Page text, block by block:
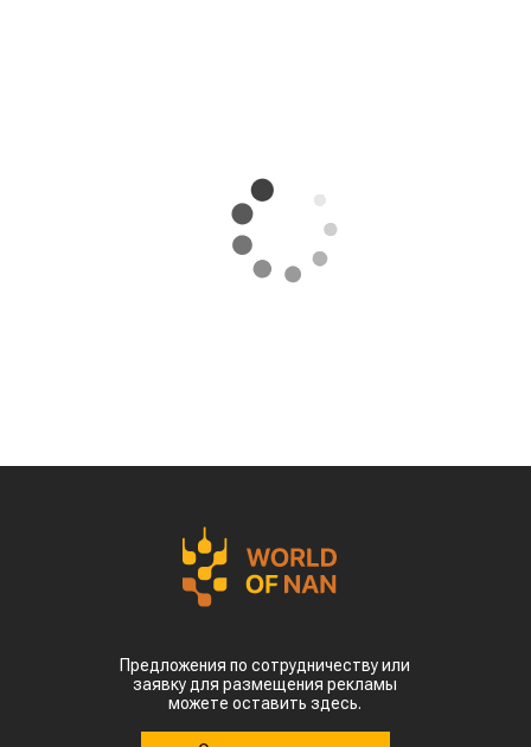
Предложения по сотрудничеству или
заявку для размещения рекламы
можете оставить здесь.